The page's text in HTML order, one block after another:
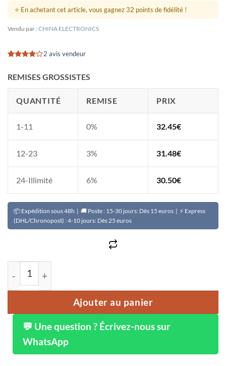
⭐ En achetant cet article, vous gagnez 32 points de fidélité !
Vendu par : CHINA ELECTRONICS
basé sur
2 avis vendeur
REMISES GROSSISTES
QUANTITÉ REMISE PRIX
1-11 0% 32.45€
12-23 3% 31.48€
24-Illimité 6% 30.50€
📦 Expédition sous 48h | 🚚 Poste : 15-30 jours: Dès 15 euros | ⚡ Express
(DHL/Chronopost) : 4-10 jours: Dès 25 euros
quantité de SWM-160C 5 pouces voiture Bluetooth
Ajouter au panier
💬 Une question ? Écrivez-nous sur
WhatsApp